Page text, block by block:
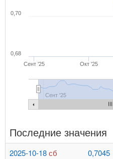
Сент '25 Окт '25
Сент '25
0,68
0,70
Последние значения
2025-10-18сб 0,7045